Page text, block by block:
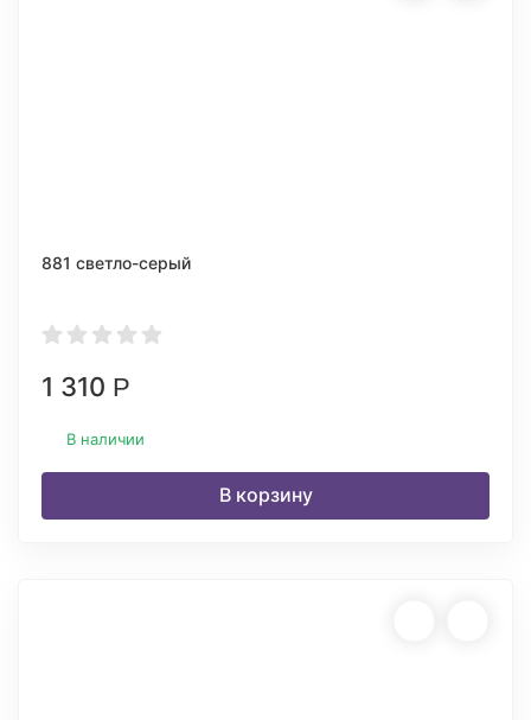
881 светло-серый
1 310 Р
В наличии
В корзину